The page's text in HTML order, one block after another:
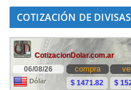
COTIZACIÓN DE DIVISAS